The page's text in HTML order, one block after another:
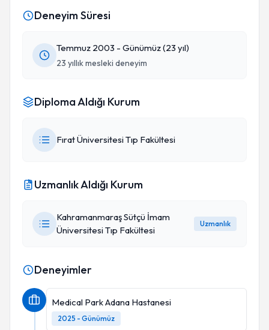
Deneyim Süresi
Temmuz 2003 - Günümüz (23 yıl)
23 yıllık mesleki deneyim
Diploma Aldığı Kurum
Fırat Üniversitesi Tıp Fakültesi
Uzmanlık Aldığı Kurum
Kahramanmaraş Sütçü İmam
Üniversitesi Tıp Fakültesi
Uzmanlık
Deneyimler
Medical Park Adana Hastanesi
2025 - Günümüz